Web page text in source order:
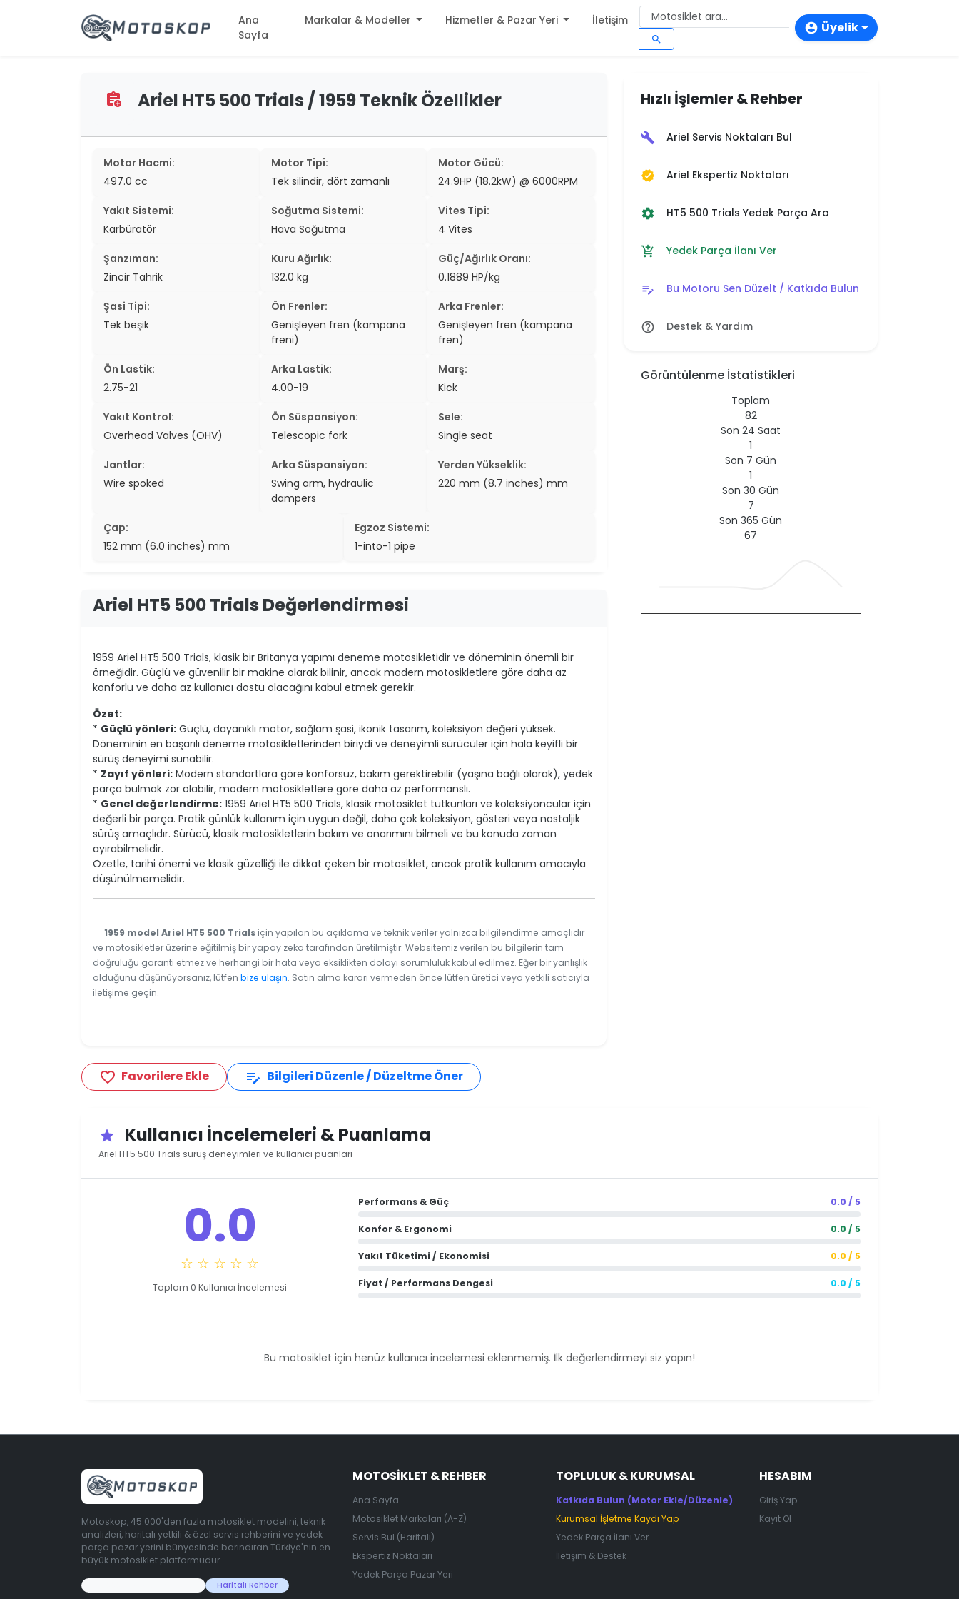
Ana
Sayfa
Markalar & Modeller
two_wheeler
two_wheeler
two_wheeler
two_wheeler
search
Hizmetler & Pazar Yeri
settings
İletişim
search
account_circle Üyelik
assignment_add Ariel HT5 500 Trials / 1959 Teknik Özellikler
Motor Hacmi:
497.0 cc
Motor Tipi:
Tek silindir, dört zamanlı
Motor Gücü:
24.9HP (18.2kW) @ 6000RPM
Yakıt Sistemi:
Karbüratör
Soğutma Sistemi:
Hava Soğutma
Vites Tipi:
4 Vites
Şanzıman:
Zincir Tahrik
Kuru Ağırlık:
132.0 kg
Güç/Ağırlık Oranı:
0.1889 HP/kg
Şasi Tipi:
Tek beşik
Ön Frenler:
Genişleyen fren (kampana
freni)
Arka Frenler:
Genişleyen fren (kampana
fren)
Ön Lastik:
2.75-21
Arka Lastik:
4.00-19
Marş:
Kick
Yakıt Kontrol:
Overhead Valves (OHV)
Ön Süspansiyon:
Telescopic fork
Sele:
Single seat
Jantlar:
Wire spoked
Arka Süspansiyon:
Swing arm, hydraulic
dampers
Yerden Yükseklik:
220 mm (8.7 inches) mm
Çap:
152 mm (6.0 inches) mm
Egzoz Sistemi:
1-into-1 pipe
Ariel HT5 500 Trials Değerlendirmesi
1959 Ariel HT5 500 Trials, klasik bir Britanya yapımı deneme motosikletidir ve döneminin önemli bir
örneğidir. Güçlü ve güvenilir bir makine olarak bilinir, ancak modern motosikletlere göre daha az
konforlu ve daha az kullanıcı dostu olacağını kabul etmek gerekir.
Özet:
* Güçlü yönleri: Güçlü, dayanıklı motor, sağlam şasi, ikonik tasarım, koleksiyon değeri yüksek.
Döneminin en başarılı deneme motosikletlerinden biriydi ve deneyimli sürücüler için hala keyifli bir
sürüş deneyimi sunabilir.
* Zayıf yönleri: Modern standartlara göre konforsuz, bakım gerektirebilir (yaşına bağlı olarak), yedek
parça bulmak zor olabilir, modern motosikletlere göre daha az performanslı.
* Genel değerlendirme: 1959 Ariel HT5 500 Trials, klasik motosiklet tutkunları ve koleksiyoncular için
değerli bir parça. Pratik günlük kullanım için uygun değil, daha çok koleksiyon, gösteri veya nostaljik
sürüş amaçlıdır. Sürücü, klasik motosikletlerin bakım ve onarımını bilmeli ve bu konuda zaman
ayırabilmelidir.
Özetle, tarihi önemi ve klasik güzelliği ile dikkat çeken bir motosiklet, ancak pratik kullanım amacıyla
düşünülmemelidir.
1959 model Ariel HT5 500 Trials için yapılan bu açıklama ve teknik veriler yalnızca bilgilendirme amaçlıdır
ve motosikletler üzerine eğitilmiş bir yapay zeka tarafından üretilmiştir. Websitemiz verilen bu bilgilerin tam
doğruluğu garanti etmez ve herhangi bir hata veya eksiklikten dolayı sorumluluk kabul edilmez. Eğer bir yanlışlık
olduğunu düşünüyorsanız, lütfen bize ulaşın. Satın alma kararı vermeden önce lütfen üretici veya yetkili satıcıyla
iletişime geçin.
Hızlı İşlemler & Rehber
build Ariel Servis Noktaları Bul
verified Ariel Ekspertiz Noktaları
settings HT5 500 Trials Yedek Parça Ara
add_shopping_cart Yedek Parça İlanı Ver
edit_note Bu Motoru Sen Düzelt / Katkıda Bulun
help_outline Destek & Yardım
Görüntülenme İstatistikleri
Toplam
82
Son 24 Saat
1
Son 7 Gün
1
Son 30 Gün
7
Son 365 Gün
67
favorite_border Favorilere Ekle edit_note Bilgileri Düzenle / Düzeltme Öner
star Kullanıcı İncelemeleri & Puanlama
Ariel HT5 500 Trials sürüş deneyimleri ve kullanıcı puanları
0.0
☆ ☆ ☆ ☆ ☆
Toplam 0 Kullanıcı İncelemesi
Performans & Güç 0.0 / 5
Konfor & Ergonomi 0.0 / 5
Yakıt Tüketimi / Ekonomisi 0.0 / 5
Fiyat / Performans Dengesi 0.0 / 5
Bu motosiklet için henüz kullanıcı incelemesi eklenmemiş. İlk değerlendirmeyi siz yapın!
Motoskop, 45.000'den fazla motosiklet modelini, teknik
analizleri, haritalı yetkili & özel servis rehberini ve yedek
parça pazar yerini bünyesinde barındıran Türkiye'nin en
büyük motosiklet platformudur.
Haritalı Rehber
MOTOSIKLET & REHBER
Ana Sayfa
Motosiklet Markaları (A-Z)
Servis Bul (Haritalı)
Ekspertiz Noktaları
Yedek Parça Pazar Yeri
TOPLULUK & KURUMSAL
Katkıda Bulun (Motor Ekle/Düzenle)
Kurumsal İşletme Kaydı Yap
Yedek Parça İlanı Ver
İletişim & Destek
HESABIM
Giriş Yap
Kayıt Ol